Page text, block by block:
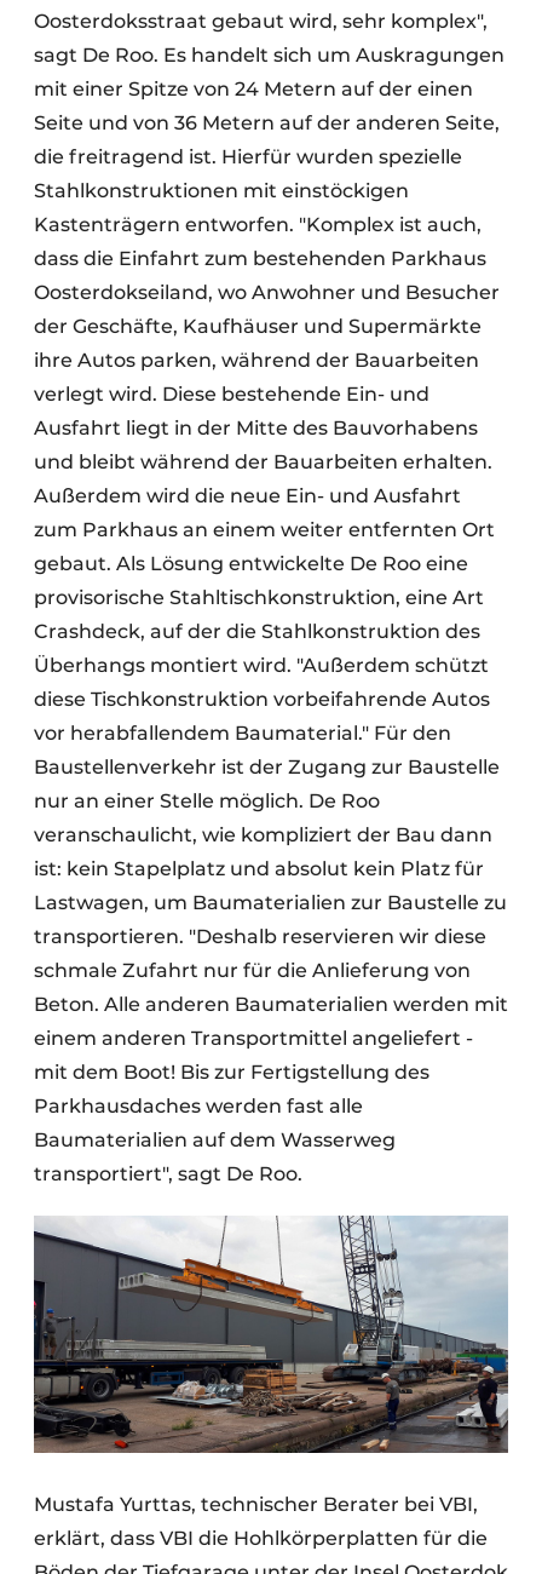
Oosterdoksstraat gebaut wird, sehr komplex",
sagt De Roo. Es handelt sich um Auskragungen
mit einer Spitze von 24 Metern auf der einen
Seite und von 36 Metern auf der anderen Seite,
die freitragend ist. Hierfür wurden spezielle
Stahlkonstruktionen mit einstöckigen
Kastenträgern entworfen. "Komplex ist auch,
dass die Einfahrt zum bestehenden Parkhaus
Oosterdokseiland, wo Anwohner und Besucher
der Geschäfte, Kaufhäuser und Supermärkte
ihre Autos parken, während der Bauarbeiten
verlegt wird. Diese bestehende Ein- und
Ausfahrt liegt in der Mitte des Bauvorhabens
und bleibt während der Bauarbeiten erhalten.
Außerdem wird die neue Ein- und Ausfahrt
zum Parkhaus an einem weiter entfernten Ort
gebaut. Als Lösung entwickelte De Roo eine
provisorische Stahltischkonstruktion, eine Art
Crashdeck, auf der die Stahlkonstruktion des
Überhangs montiert wird. "Außerdem schützt
diese Tischkonstruktion vorbeifahrende Autos
vor herabfallendem Baumaterial." Für den
Baustellenverkehr ist der Zugang zur Baustelle
nur an einer Stelle möglich. De Roo
veranschaulicht, wie kompliziert der Bau dann
ist: kein Stapelplatz und absolut kein Platz für
Lastwagen, um Baumaterialien zur Baustelle zu
transportieren. "Deshalb reservieren wir diese
schmale Zufahrt nur für die Anlieferung von
Beton. Alle anderen Baumaterialien werden mit
einem anderen Transportmittel angeliefert -
mit dem Boot! Bis zur Fertigstellung des
Parkhausdaches werden fast alle
Baumaterialien auf dem Wasserweg
transportiert", sagt De Roo.
Mustafa Yurttas, technischer Berater bei VBI,
erklärt, dass VBI die Hohlkörperplatten für die